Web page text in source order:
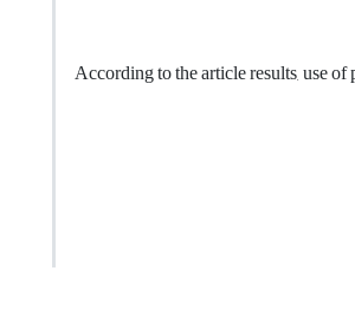
According to the article results, use